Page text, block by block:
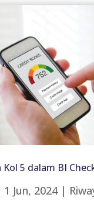
5 dalam BI
1 Jun, 2024|